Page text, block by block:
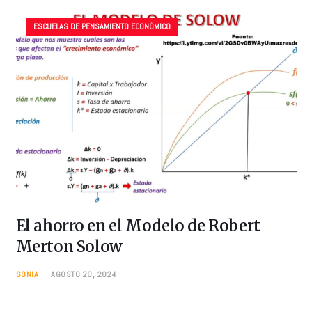
Aristóteles: Acerca de la
Felicidad. Vídeo Musical
301876 VIEWS 0 COMMENTS
Autora: Investigación, dirección, producción y edición de
Sonia Uberetagoyena Loredo
Aristóteles: Acerca de la
Felicidad
246709 VIEWS
Autora: Investigación, dirección, producción y edición de
Sonia Uberetagoyena Loredo
ESCUELAS DE PENSAMIENTO ECONÓMICO
El ahorro en el Modelo de Robert
Merton Solow
SONIA AGOSTO 20, 2024